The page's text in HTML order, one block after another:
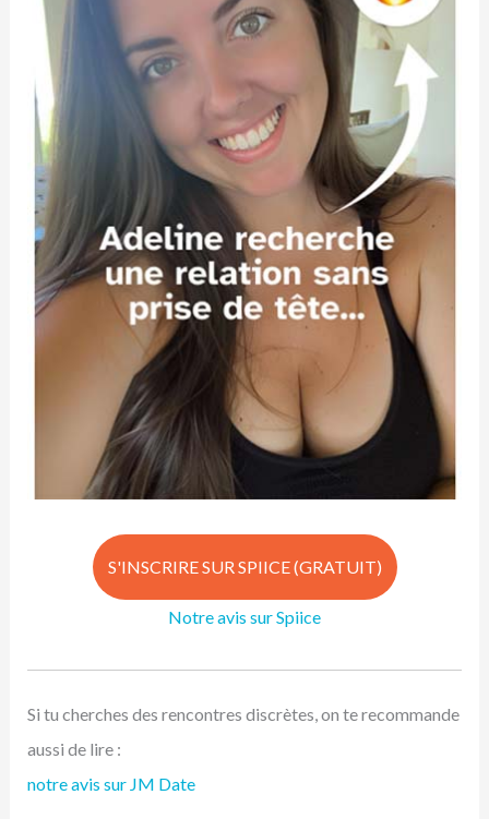
S'INSCRIRE SUR SPIICE (GRATUIT)
Notre avis sur Spiice
Si tu cherches des rencontres discrètes, on te recommande
aussi de lire :
notre avis sur JM Date